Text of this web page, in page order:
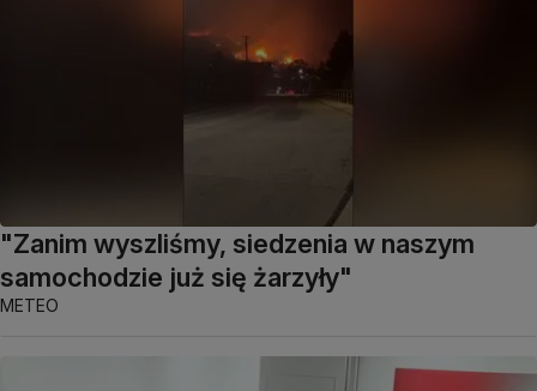
"Zanim wyszliśmy, siedzenia w naszym
samochodzie już się żarzyły"
METEO